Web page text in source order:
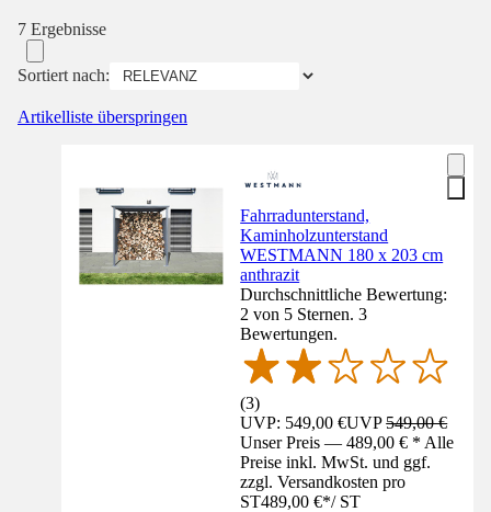
7 Ergebnisse
Sortiert nach:
Artikelliste überspringen
Fahrradunterstand,
Kaminholzunterstand
WESTMANN 180 x 203 cm
anthrazit
Durchschnittliche Bewertung:
2 von 5 Sternen. 3
Bewertungen.
(3)
UVP: 549,00 €UVP549,00 €
Unser Preis — 489,00 € * Alle
Preise inkl. MwSt. und ggf.
zzgl. Versandkosten pro
ST489,00 €*/ ST